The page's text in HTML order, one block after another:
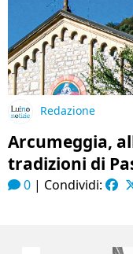
Redazione
Arcumeggia,
tradizioni di
0 | Condividi: